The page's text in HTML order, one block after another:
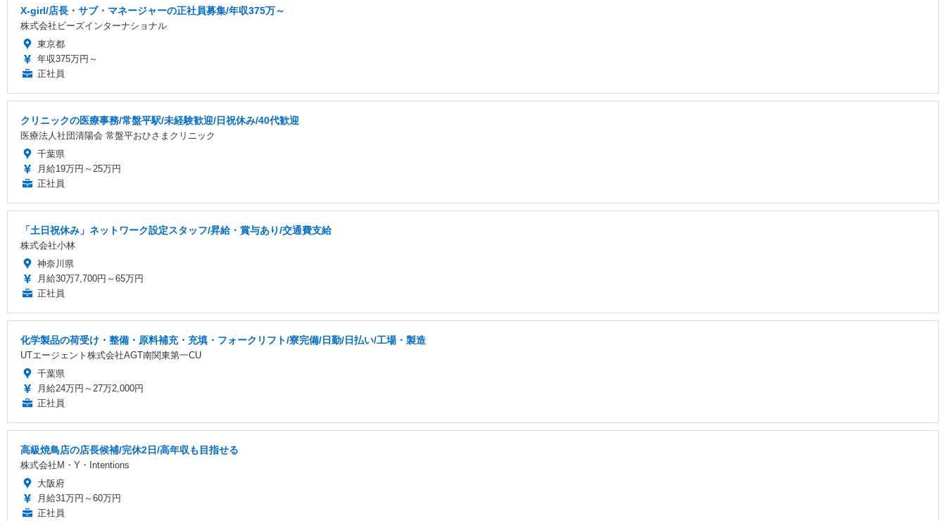
X-girl/店長・サブ・マネージャーの正社員募集/年収375万～
株式会社ビーズインターナショナル
東京都
年収375万円～
正社員
クリニックの医療事務/常盤平駅/未経験歓迎/日祝休み/40代歓迎
医療法人社団清陽会 常盤平おひさまクリニック
千葉県
月給19万円～25万円
正社員
「土日祝休み」ネットワーク設定スタッフ/昇給・賞与あり/交通費支給
株式会社小林
神奈川県
月給30万7,700円～65万円
正社員
化学製品の荷受け・整備・原料補充・充填・フォークリフト/寮完備/日勤/日払い/工場・製造
UTエージェント株式会社AGT南関東第一CU
千葉県
月給24万円～27万2,000円
正社員
高級焼鳥店の店長候補/完休2日/高年収も目指せる
株式会社M・Y・Intentions
大阪府
月給31万円～60万円
正社員